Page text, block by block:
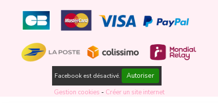
Facebook est désactivé.
Autoriser
Gestion cookies
Créer un site internet